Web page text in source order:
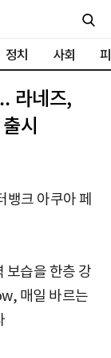
정치 사회
라네즈,
시
크 아쿠아 페
보습을 한층 강
매일 바르는